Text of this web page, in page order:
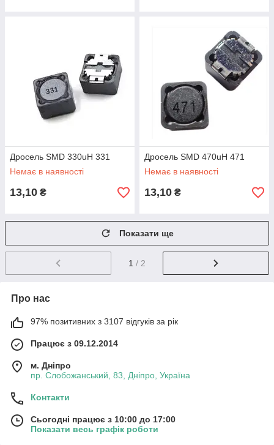
Дросель SMD 330uH 331
Немає в наявності
13,10 ₴
Дросель SMD 470uH 471
Немає в наявності
13,10 ₴
Показати ще
1 / 2
Про нас
97% позитивних з 3107 відгуків за рік
Працює з 09.12.2014
м. Дніпро
пр. Слобожанський, 83, Дніпро, Україна
Контакти
Сьогодні працює з 10:00 до 17:00
Показати весь графік роботи